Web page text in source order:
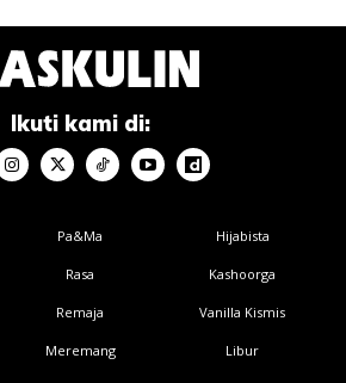
Selain membawa trend dan
mampu menarik perhatian
Selebriti popular seperti Robert
Mars sering dilihat menggayakan
Ikuti kami di:
Pa&Ma
Rasa
Remaja
Meremang
Hijabista
Kashoorga
Vanilla Kismis
Libur